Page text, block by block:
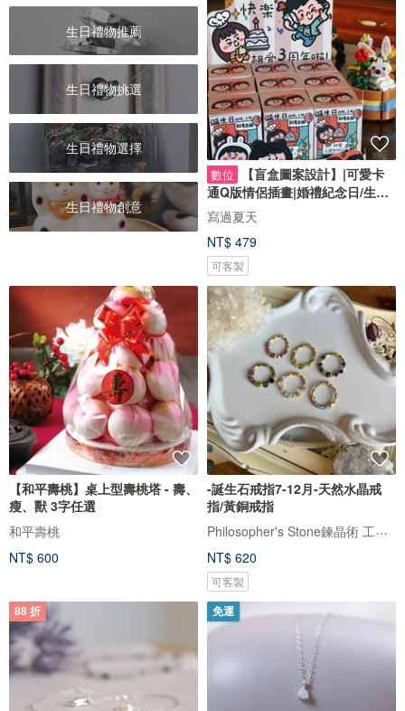
生日禮物推薦
生日禮物挑選
生日禮物選擇
生日禮物創意
數位
【盲盒圖案設計】|可愛卡
通Q版情侶插畫|婚禮紀念日/生日
禮物客製
寫過夏天
NT$ 479
可客製
【和平壽桃】桌上型壽桃塔 - 壽、
瘦、獸 3字任選
和平壽桃
NT$ 600
-誕生石戒指7-12月-天然水晶戒
指/黃銅戒指
Philosopher's Stone鍊晶術 工作室
NT$ 620
可客製
88 折 免運